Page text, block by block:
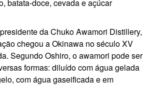
batata-doce, cevada e açúcar
da Chuko Awamori Distillery,
chegou a Okinawa no século XV
Segundo Oshiro, o awamori pode ser
formas: diluído com água gelada
com água gaseificada e em